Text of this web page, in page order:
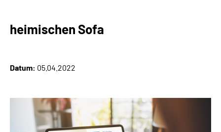
Presse
Online-Services
heimischen Sofa
Datum: 05.04.2022